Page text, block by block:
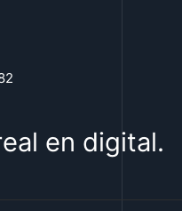
en digital.